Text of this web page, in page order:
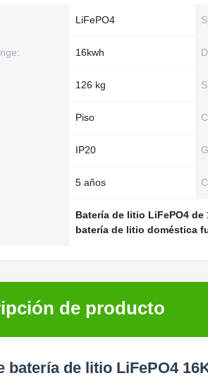
LiFePO4
16kwh
126 kg
Piso
IP20
5 años
Batería de litio LiFePO4 de
batería de litio doméstica
de producto
batería de litio LiFePO4